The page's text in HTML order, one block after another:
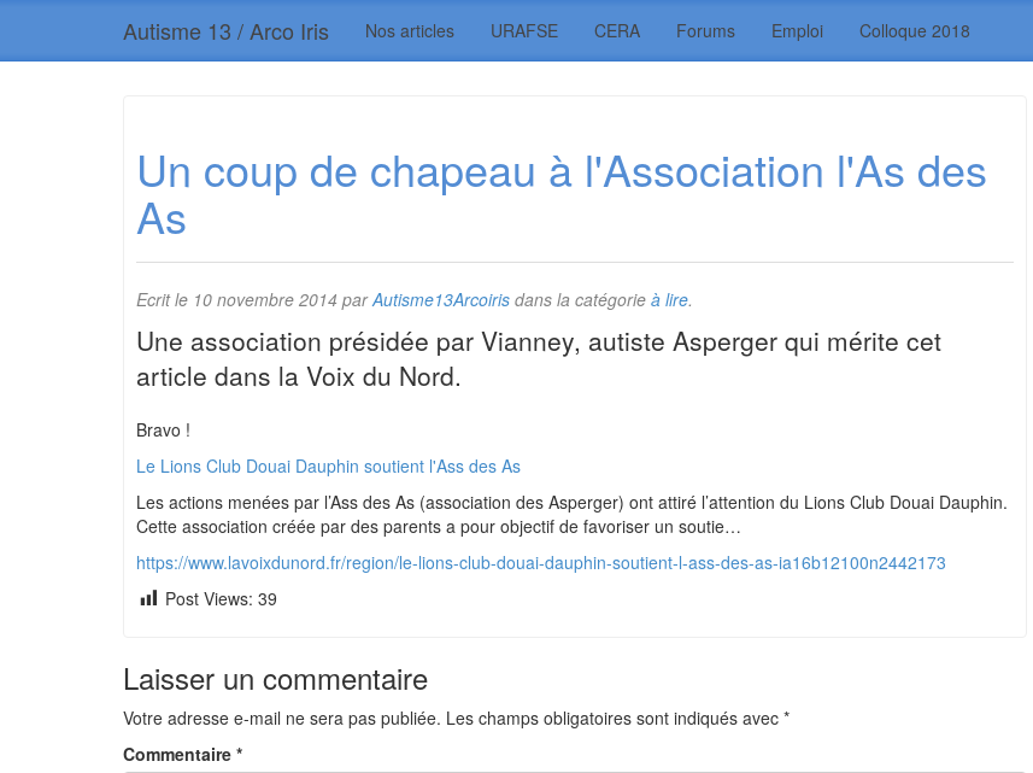
Autisme 13 / Arco Iris Nos articles URAFSE CERA Forums Emploi Colloque 2018
Un coup de chapeau à l'Association l'As des
As
Ecrit le 10 novembre 2014 parAutisme13Arcoiris dans la catégorie à lire.
Une association présidée par Vianney, autiste Asperger qui mérite cet
article dans la Voix du Nord.
Bravo !
Le Lions Club Douai Dauphin soutient l'Ass des As
Les actions menées par l’Ass des As (association des Asperger) ont attiré l’attention du Lions Club Douai Dauphin.
Cette association créée par des parents a pour objectif de favoriser un soutie…
https://www.lavoixdunord.fr/region/le-lions-club-douai-dauphin-soutient-l-ass-des-as-ia16b12100n2442173
Post Views: 39
Laisser un commentaire
Votre adresse e-mail ne sera pas publiée. Les champs obligatoires sont indiqués avec *
Commentaire *